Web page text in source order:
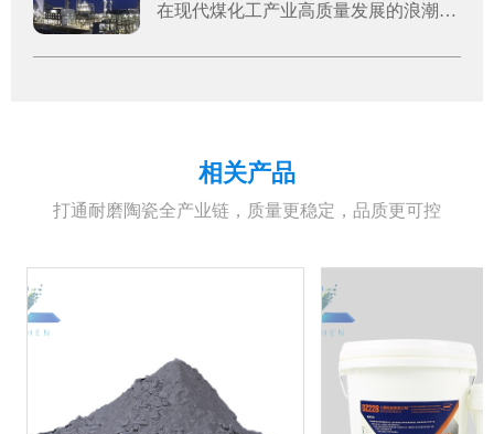
在现代煤化工产业高质量发展的浪潮中，设备稳定运行是企业提质增效、筑牢核心竞争力的关键。陕西长青能源化工有限公司（以下简称“长青能化”）作为国有控股的大型现代煤化工高新技术企业，深耕煤制甲醇领域多年，凭借先进的生产工艺和严苛的管理标准，其60万吨/年煤制甲醇装置已稳定运行超3600天，随着装置长期高负荷运行，气化炉、输料管道等核心设备面临的高温、高粉尘、强冲刷工况愈发严苛，对设备耐磨防腐性能提出了极高要求，设备关键部位的防磨改造成为保障生产连续性的重中之重。东臻科技作为高端耐磨防腐材料综合服务商，专注表面工程材料研发，与科研机构深度合作，产品线覆盖300余类，可提供从材料研发到工程实施的全链条解决方案。此次为长青能化提供的高温碳化硅耐磨捣打料、刚玉耐磨浇注料，是东臻科技针对煤化工复杂工况量身优化的核心产品，搭配高效耐高温结合体系，其中碳化硅成分具备优异的抗侵蚀性、高耐磨系数和良好的热震性，两种材料的科学搭配，完美适配煤化工高粉尘、强冲刷、高温高压等严苛工况。该系列产品不仅在原料选择上精益求精，更在生产工艺上严格把控，通过颗粒紧密堆积技术，使材料成型后致密度高、体积密度大，常温下强度可达150MPa以上，东臻科技提供专业的现场技术指导，全程把控基材处理、材料涂覆、固化养护等各个环节，形成致密、无缝的整体防护层，最大化发挥耐磨防腐性能。此次合作，东臻科技以优质的产品、专业的服务，得到了长青能化生产运维团队的一致认可。作为国有控股大型煤化工企业，长青能化的此次防磨改造项目，不仅为自身持续稳定高效生产奠定了基础，更为国内大型煤化工项目关键设备耐磨防护提供了可借鉴的标杆经验，推动了双方在高端耐磨材料应用领域的深度合作，共同为煤化工产业高质量、稳定发展筑牢材料根基。
相关产品
打通耐磨陶瓷全产业链，质量更稳定，品质更可控